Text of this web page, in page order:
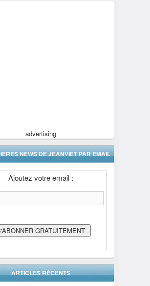
advertising
NEWS DE JEANVIET PAR EMAIL
Ajoutez votre email :
ARTICLES RÉCENTS